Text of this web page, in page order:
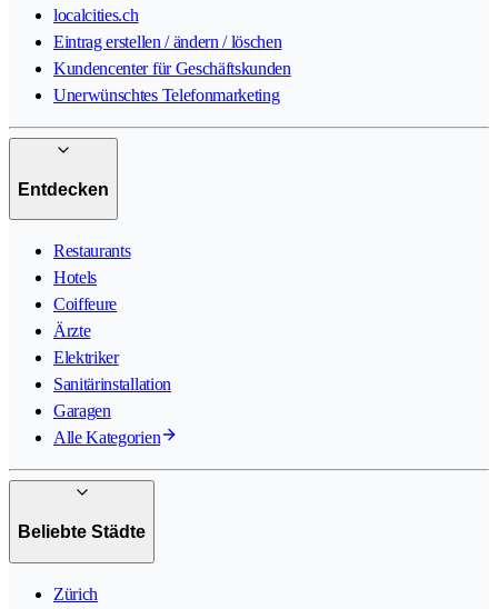
localcities.ch
Eintrag erstellen / ändern / löschen
Kundencenter für Geschäftskunden
Unerwünschtes Telefonmarketing
Entdecken
Restaurants
Hotels
Coiffeure
Ärzte
Elektriker
Sanitärinstallation
Garagen
Alle Kategorien
Beliebte Städte
Zürich